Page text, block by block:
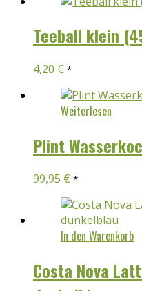
Teeball klein
4,20 € *
Weiterlesen
Plint
99,95 € *
In den Warenkorb
Costa Nova